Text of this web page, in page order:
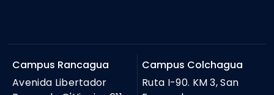
Campus Rancagua
Avenida Libertador
Campus Colchagua
Ruta I-90. KM 3, San